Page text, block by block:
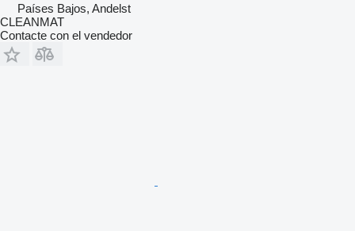
Países Bajos, Andelst
CLEANMAT
Contacte con el vendedor